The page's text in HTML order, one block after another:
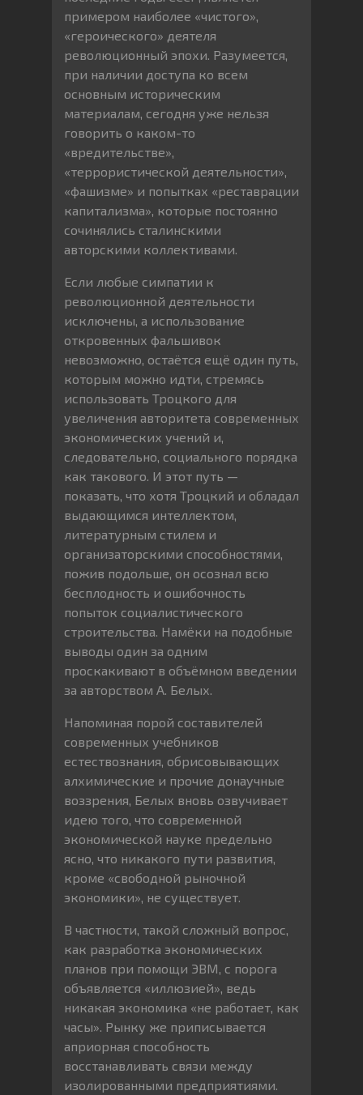
примером наиболее «чистого»,
«героического» деятеля
революционный эпохи. Разумеется,
при наличии доступа ко всем
основным историческим
материалам, сегодня уже нельзя
говорить о каком-то
«вредительстве»,
«террористической деятельности»,
«фашизме» и попытках «реставрации
капитализма», которые постоянно
сочинялись сталинскими
авторскими коллективами.
Если любые симпатии к
революционной деятельности
исключены, а использование
откровенных фальшивок
невозможно, остаётся ещё один путь,
которым можно идти, стремясь
использовать Троцкого для
увеличения авторитета современных
экономических учений и,
следовательно, социального порядка
как такового. И этот путь —
показать, что хотя Троцкий и обладал
выдающимся интеллектом,
литературным стилем и
организаторскими способностями,
пожив подольше, он осознал всю
бесплодность и ошибочность
попыток социалистического
строительства. Намёки на подобные
выводы один за одним
проскакивают в объёмном введении
за авторством А. Белых.
Напоминая порой составителей
современных учебников
естествознания, обрисовывающих
алхимические и прочие донаучные
воззрения, Белых вновь озвучивает
идею того, что современной
экономической науке предельно
ясно, что никакого пути развития,
кроме «свободной рыночной
экономики», не существует.
В частности, такой сложный вопрос,
как разработка экономических
планов при помощи ЭВМ, с порога
объявляется «иллюзией», ведь
никакая экономика «не работает, как
часы». Рынку же приписывается
априорная способность
восстанавливать связи между
изолированными предприятиями.